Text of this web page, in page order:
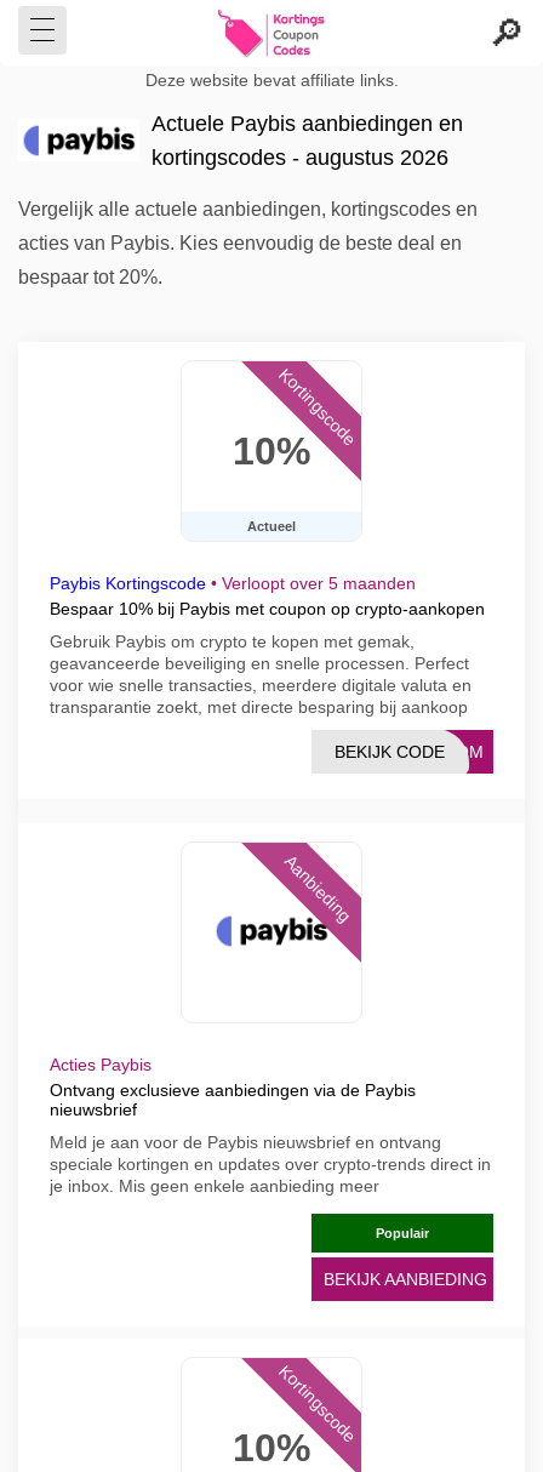
Deze website bevat affiliate links.
Actuele Paybis aanbiedingen en
kortingscodes - augustus 2026
Vergelijk alle actuele aanbiedingen, kortingscodes en
acties van Paybis. Kies eenvoudig de beste deal en
bespaar tot 20%.
10%
Actueel
Kortingscode
Paybis Kortingscode • Verloopt over 5 maanden
Bespaar 10% bij Paybis met coupon op crypto-aankopen
Gebruik Paybis om crypto te kopen met gemak,
geavanceerde beveiliging en snelle processen. Perfect
voor wie snelle transacties, meerdere digitale valuta en
transparantie zoekt, met directe besparing bij aankoop
PROM
BEKIJK CODE
Aanbieding
Acties Paybis
Ontvang exclusieve aanbiedingen via de Paybis
nieuwsbrief
Meld je aan voor de Paybis nieuwsbrief en ontvang
speciale kortingen en updates over crypto-trends direct in
je inbox. Mis geen enkele aanbieding meer
Populair
BEKIJK AANBIEDING
10%
Kortingscode